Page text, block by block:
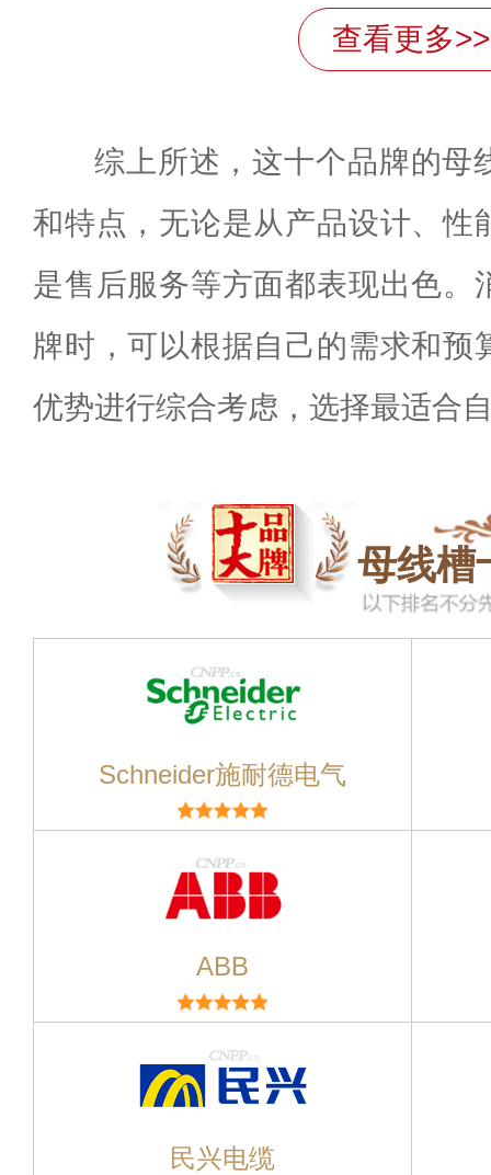
查看更多>>
综上所述，这十个品牌的母
和特点，无论是从产品设计、性
是售后服务等方面都表现出色。
牌时，可以根据自己的需求和预
优势进行综合考虑，选择最适合
母线槽
Schneider施耐德电气
ABB
民兴电缆